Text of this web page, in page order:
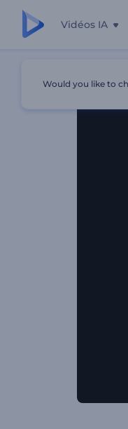
Vidéos IA
Would you like to